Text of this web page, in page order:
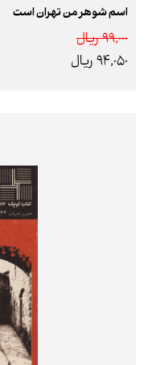
اسم شوهر من تهران است
99,000 ريال
94,050 ريال